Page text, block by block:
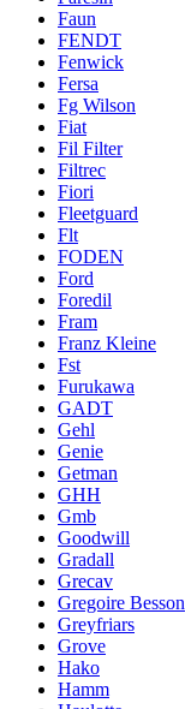
Faun
FENDT
Fenwick
Fersa
Fg Wilson
Fiat
Fil Filter
Filtrec
Fiori
Fleetguard
Flt
FODEN
Ford
Foredil
Fram
Franz Kleine
Fst
Furukawa
GADT
Gehl
Genie
Getman
GHH
Gmb
Goodwill
Gradall
Grecav
Gregoire Besson
Greyfriars
Grove
Hako
Hamm